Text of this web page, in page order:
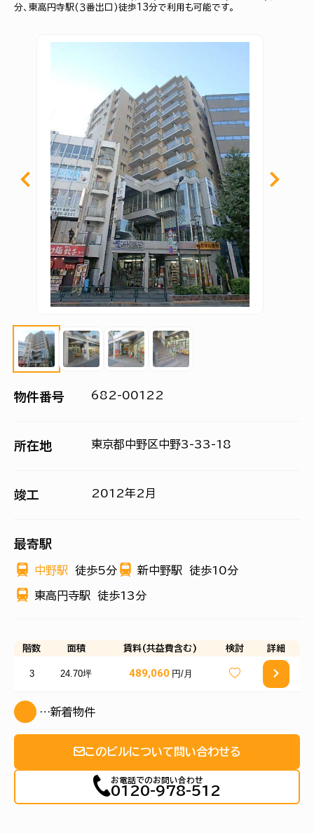
分、東高円寺駅(３番出口)徒歩13分で利用も可能です。
物件番号 682-00122
所在地 東京都中野区中野3-33-18
竣工 2012年2月
最寄駅
中野駅 徒歩5分 新中野駅 徒歩10分
東高円寺駅 徒歩13分
階数 面積 賃料(共益費含む) 検討 詳細
3 24.70坪 489,060 円/月
…新着物件
このビルについて問い合わせる
お電話でのお問い合わせ
0120-978-512